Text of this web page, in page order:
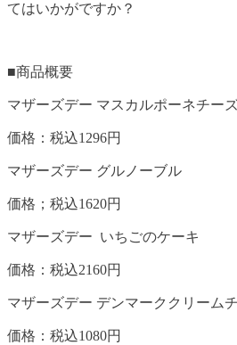
てはいかがですか？
■商品概要
マザーズデー マスカルポーネチー
価格：税込1296円
マザーズデー グルノーブル
価格；税込1620円
マザーズデー いちごのケーキ
価格：税込2160円
マザーズデー デンマーククリーム
価格：税込1080円